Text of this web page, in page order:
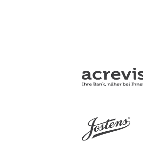
BS
NL